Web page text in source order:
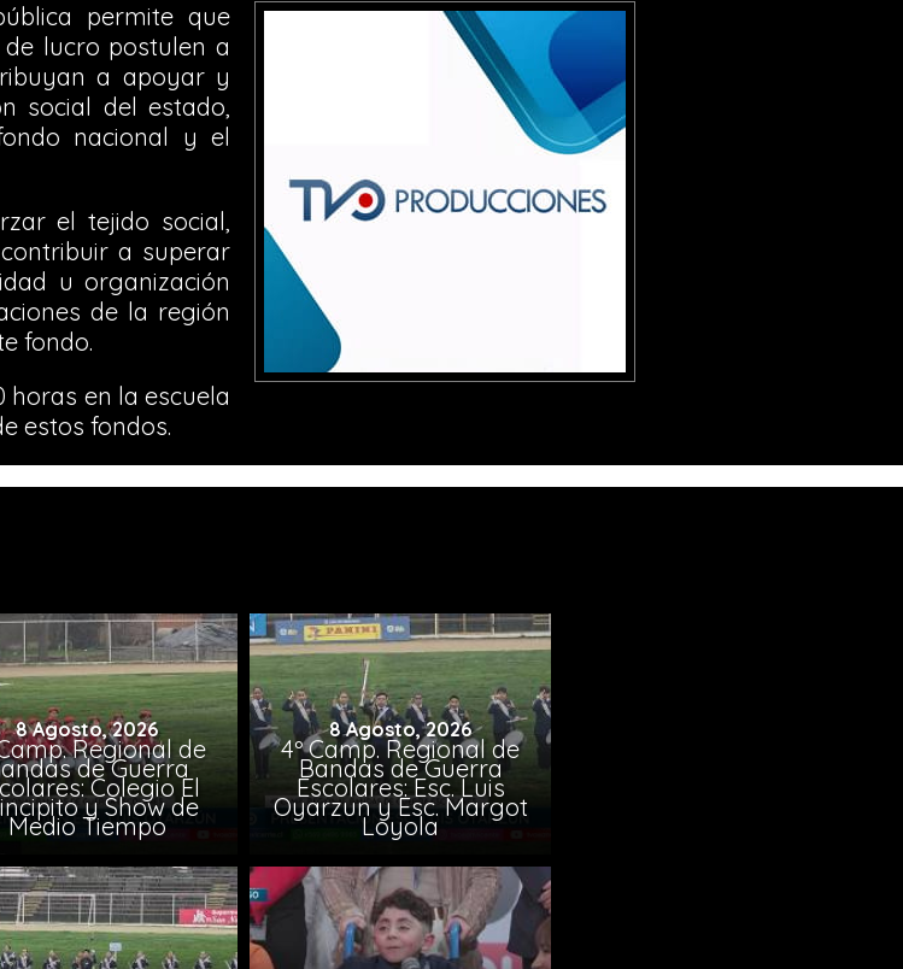
permite que
lucro postulen a
a apoyar y
social del estado,
nacional y el
el tejido social,
a superar
u organización
de la región
fondo.
horas en la escuela
estos fondos.
8 Agosto, 2026
Regional de
de Guerra
Colegio El
y Show de
Medio Tiempo
8 Agosto, 2026
4º Camp. Regional de
Bandas de Guerra
Escolares: Esc. Luis
Oyarzun y Esc. Margot
Loyola